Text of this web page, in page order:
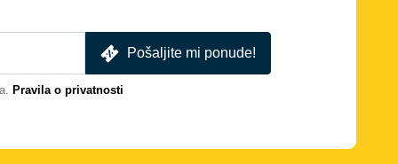
Pošaljite mi ponude!
Pravila o privatnosti